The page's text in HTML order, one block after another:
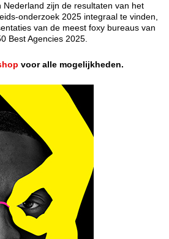
Nederland zijn de resultaten van het
onderzoek 2025 integraal te vinden,
van de meest foxy bureaus van
Best Agencies 2025.
voor alle mogelijkheden.